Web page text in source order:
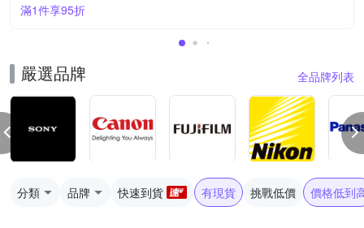
滿1件享95折
嚴選品牌 全品牌列表
分類 品牌 快速到貨 有現貨 挑戰低價 價格低到